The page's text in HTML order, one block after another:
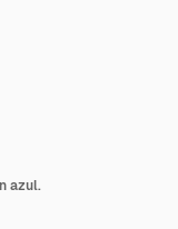
azul.